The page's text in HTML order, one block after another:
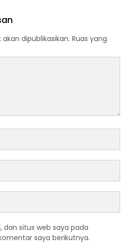
dipublikasikan. Ruas yang
dan situs web saya pada
saya berikutnya.